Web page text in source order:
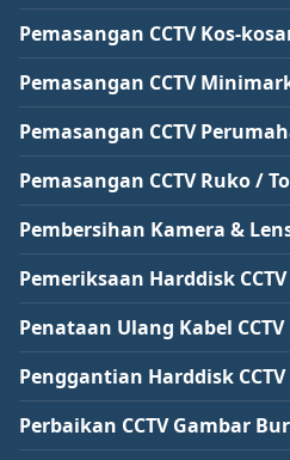
Pemasangan CCTV Kos-
Pemasangan CCTV
Pemasangan CCTV
Pemasangan CCTV Ruko /
Pembersihan Kamera &
Pemeriksaan Harddisk CCTV
Penataan Ulang Kabel CCTV
Penggantian Harddisk CCTV
Perbaikan CCTV Gambar